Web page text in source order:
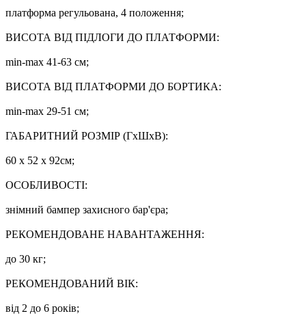
платформа регульована, 4 положення;
ВИСОТА ВІД ПІДЛОГИ ДО ПЛАТФОРМИ:
min-max 41-63 см;
ВИСОТА ВІД ПЛАТФОРМИ ДО БОРТИКА:
min-max 29-51 см;
ГАБАРИТНИЙ РОЗМІР (ГхШхВ):
60 х 52 х 92см;
ОСОБЛИВОСТІ:
знімний бампер захисного бар'єра;
РЕКОМЕНДОВАНЕ НАВАНТАЖЕННЯ:
до 30 кг;
РЕКОМЕНДОВАНИЙ ВІК:
від 2 до 6 років;